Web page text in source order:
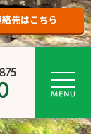
先はこちら